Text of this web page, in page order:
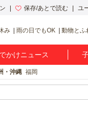
保存/あとで読む ユ
み 雨の日でもOK 動物とふ
かけニュース
・沖縄 福岡